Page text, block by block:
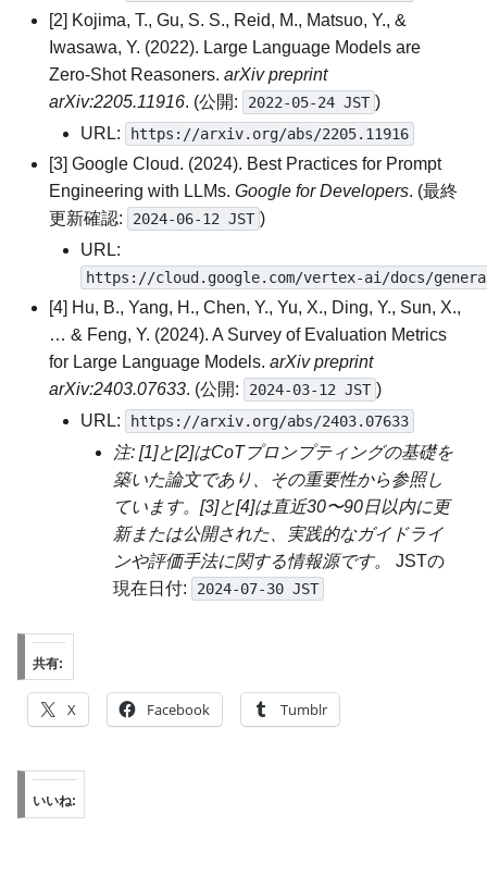
[2] Kojima, T., Gu, S. S., Reid, M., Matsuo, Y., &
Iwasawa, Y. (2022). Large Language Models are
Zero-Shot Reasoners.arXiv preprint
arXiv:2205.11916. (公開: 2022-05-24 JST )
URL:
https://arxiv.org/abs/2205.11916
[3] Google Cloud. (2024). Best Practices for Prompt
Engineering with LLMs.Google for Developers. (最終
更新確認:
2024-06-12 JST )
URL:
https://cloud.google.com/vertex-ai/docs/
[4] Hu, B., Yang, H., Chen, Y., Yu, X., Ding, Y., Sun, X.,
… & Feng, Y. (2024). A Survey of Evaluation Metrics
for Large Language Models.arXiv preprint
arXiv:2403.07633. (公開: 2024-03-12 JST )
URL:
https://arxiv.org/abs/2403.07633
注: [1]と[2]はCoTプロンプティングの基礎を
築いた論文であり、その重要性から参照し
ています。[3]と[4]は直近30〜90日以内に更
新または公開された、実践的なガイドライ
ンや評価手法に関する情報源です。
JSTの
現在日付:
2024-07-30 JST
共有:
X Facebook Tumblr
いいね: